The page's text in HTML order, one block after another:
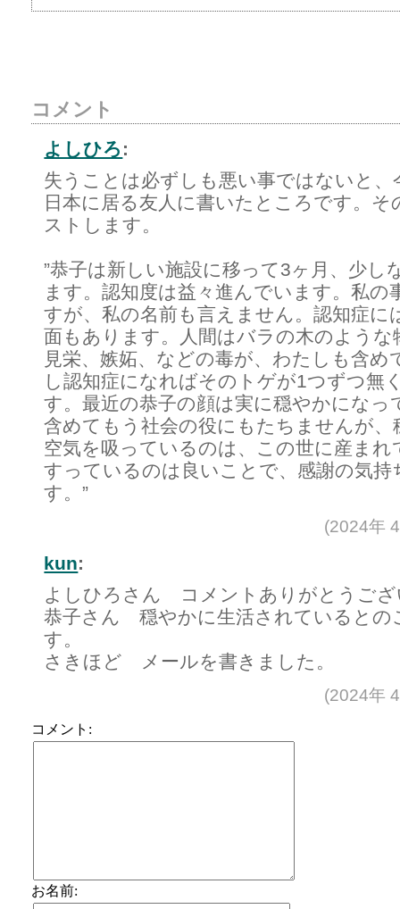
コメント
よしひろ :
失うことは必ずしも悪い事ではないと、
日本に居る友人に書いたところです。そ
ストします。
”恭子は新しい施設に移って3ヶ月、少し
ます。認知度は益々進んでいます。私の
すが、私の名前も言えません。認知症に
面もあります。人間はバラの木のような
見栄、嫉妬、などの毒が、わたしも含め
し認知症になればそのトゲが1つずつ無
す。最近の恭子の顔は実に穏やかになっ
含めてもう社会の役にもたちませんが
空気を吸っているのは、この世に産まれ
すっているのは良いことで、感謝の気
す。”
(2024年
kun:
よしひろさん コメントありがとうござ
恭子さん 穏やかに生活されているとの
す。
さきほど メールを書きました。
(2024年
コメント:
お名前: